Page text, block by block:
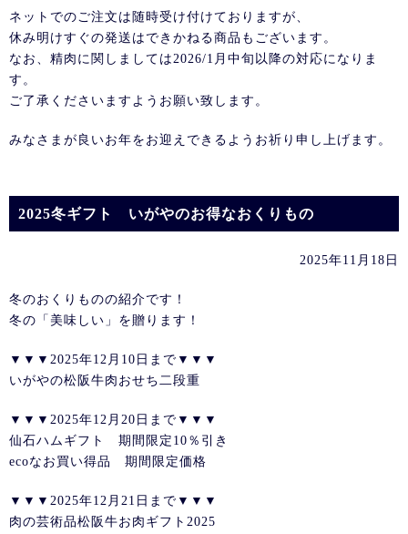
ネットでのご注文は随時受け付けておりますが、
休み明けすぐの発送はできかねる商品もございます。
なお、精肉に関しましては2026/1月中旬以降の対応になりま
す。
ご了承くださいますようお願い致します。
みなさまが良いお年をお迎えできるようお祈り申し上げます。
2025冬ギフト いがやのお得なおくりもの
2025年11月18日
冬のおくりものの紹介です！
冬の「美味しい」を贈ります！
▼▼▼2025年12月10日まで▼▼▼
いがやの松阪牛肉おせち二段重
▼▼▼2025年12月20日まで▼▼▼
仙石ハムギフト 期間限定10％引き
ecoなお買い得品 期間限定価格
▼▼▼2025年12月21日まで▼▼▼
肉の芸術品松阪牛お肉ギフト2025